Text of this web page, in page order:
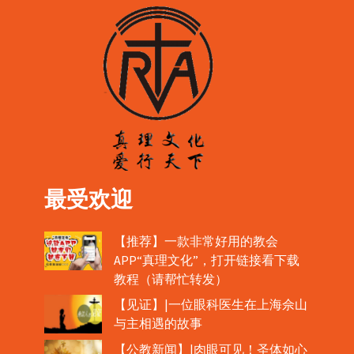
最受欢迎
【推荐】一款非常好用的教会
APP“真理文化”，打开链接看下载
教程（请帮忙转发）
【见证】|一位眼科医生在上海佘山
与主相遇的故事
【公教新闻】|肉眼可见！圣体如心